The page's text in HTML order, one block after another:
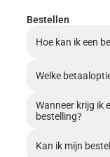
Bestellen
Hoe kan ik een
Welke
Wanneer krijg ik
bestelling?
Kan ik mijn